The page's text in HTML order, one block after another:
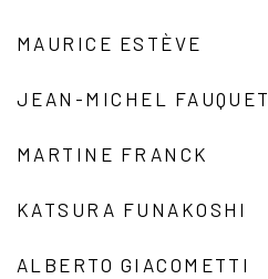
MAURICE ESTÈVE
JEAN-MICHEL FAUQUET
MARTINE FRANCK
KATSURA FUNAKOSHI
ALBERTO GIACOMETTI